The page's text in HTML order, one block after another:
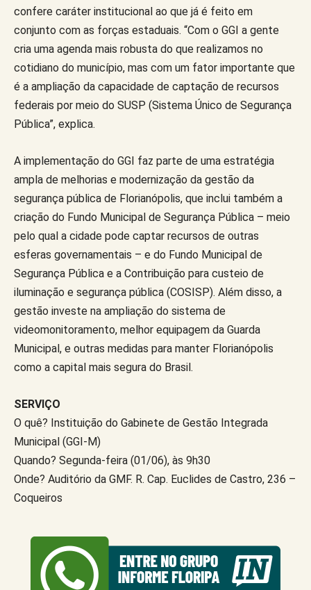
confere caráter institucional ao que já é feito em
conjunto com as forças estaduais. “Com o GGI a gente
cria uma agenda mais robusta do que realizamos no
cotidiano do município, mas com um fator importante que
é a ampliação da capacidade de captação de recursos
federais por meio do SUSP (Sistema Único de Segurança
Pública”, explica.
A implementação do GGI faz parte de uma estratégia
ampla de melhorias e modernização da gestão da
segurança pública de Florianópolis, que inclui também a
criação do Fundo Municipal de Segurança Pública – meio
pelo qual a cidade pode captar recursos de outras
esferas governamentais – e do Fundo Municipal de
Segurança Pública e a Contribuição para custeio de
iluminação e segurança pública (COSISP). Além disso, a
gestão investe na ampliação do sistema de
videomonitoramento, melhor equipagem da Guarda
Municipal, e outras medidas para manter Florianópolis
como a capital mais segura do Brasil.
SERVIÇO
O quê? Instituição do Gabinete de Gestão Integrada
Municipal (GGI-M)
Quando? Segunda-feira (01/06), às 9h30
Onde? Auditório da GMF. R. Cap. Euclides de Castro, 236 –
Coqueiros